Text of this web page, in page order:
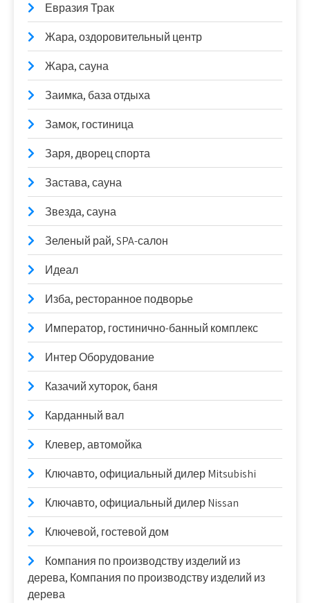
Евразия Трак
Жара, оздоровительный центр
Жара, сауна
Заимка, база отдыха
Замок, гостиница
Заря, дворец спорта
Застава, сауна
Звезда, сауна
Зеленый рай, SPA-салон
Идеал
Изба, ресторанное подворье
Император, гостинично-банный комплекс
Интер Оборудование
Казачий хуторок, баня
Карданный вал
Клевер, автомойка
Ключавто, официальный дилер Mitsubishi
Ключавто, официальный дилер Nissan
Ключевой, гостевой дом
Компания по производству изделий из
дерева, Компания по производству изделий из
дерева